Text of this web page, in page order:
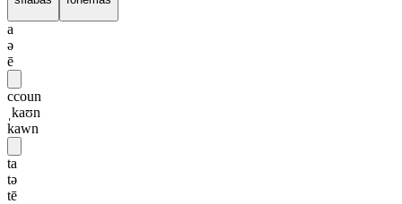
a
ə
ē
ccoun
ˌkaʊn
kawn
ta
tə
tē